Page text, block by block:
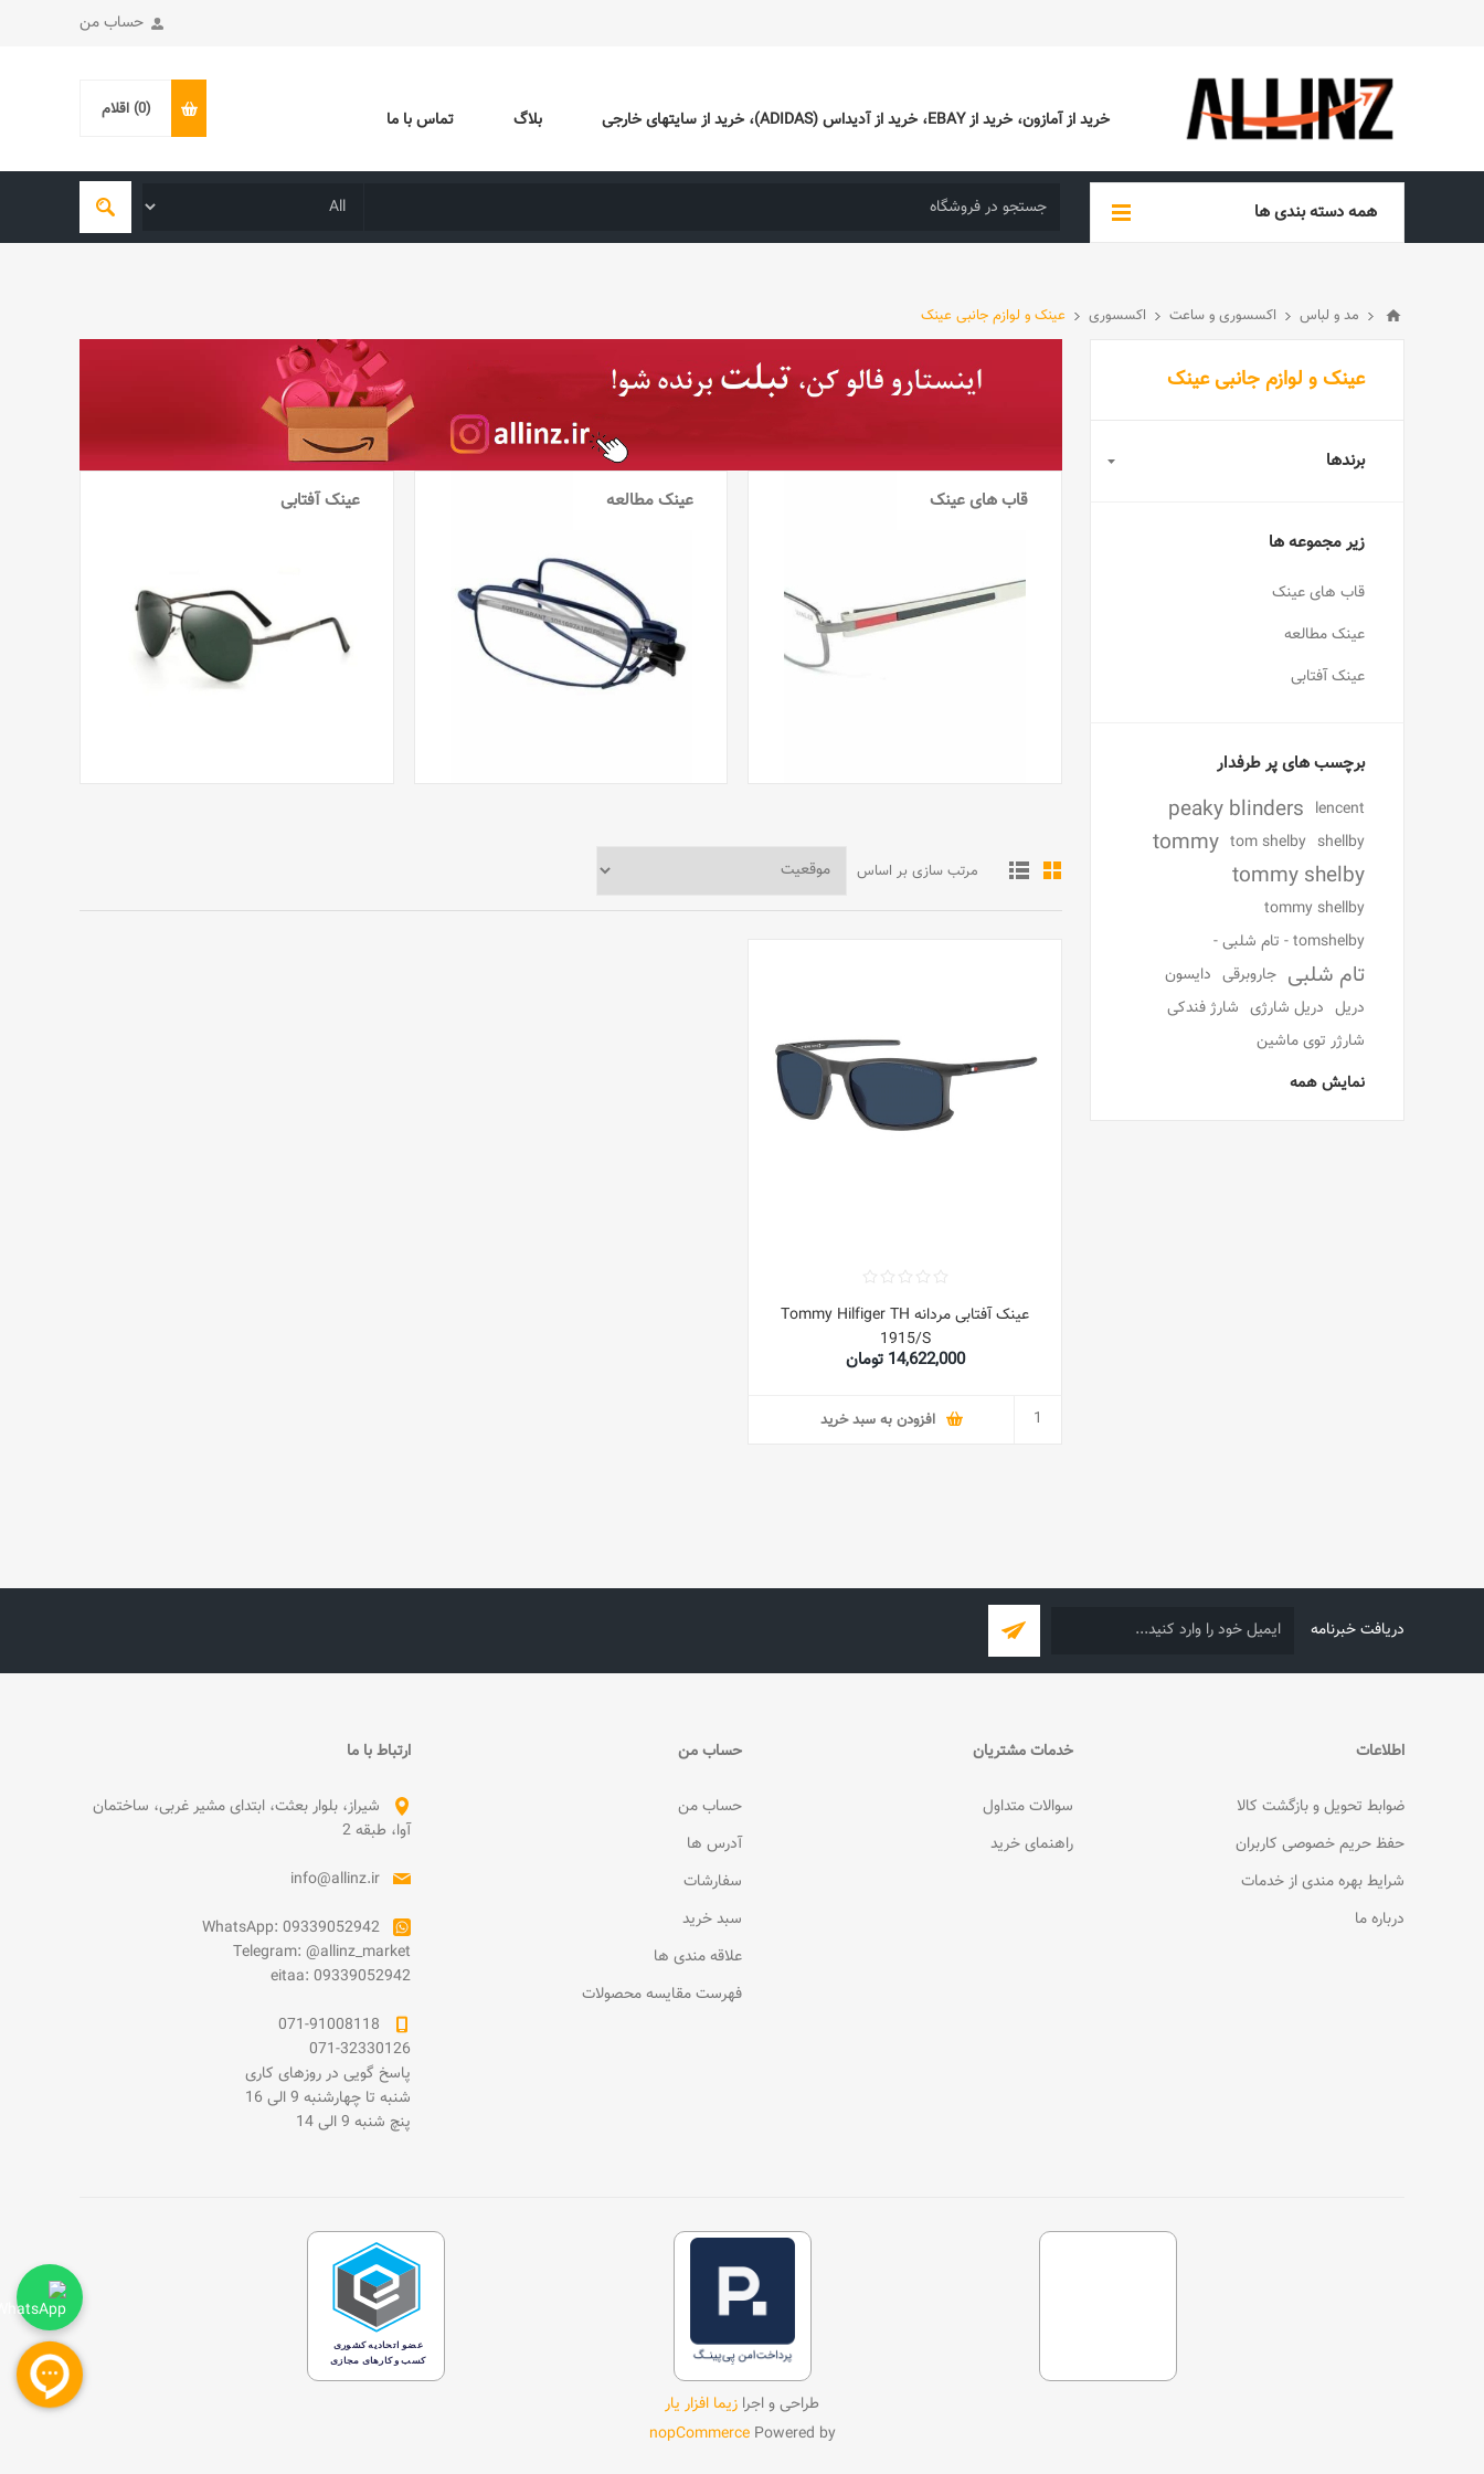
حساب من
خرید از آمازون، خرید از EBAY، خرید از آدیداس (ADIDAS)، خرید از سایتهای خارجی بلاگ تماس با ما (0) اقلام
همه دسته بندی ها
مد و لباس اکسسوری و ساعت اکسسوری عینک و لوازم جانبی عینک
قاب های عینک عینک مطالعه عینک آفتابی
مرتب سازی بر اساس
عینک آفتابی مردانه Tommy Hilfiger TH
1915/S
14,622,000 تومان
افزودن به سبد خرید
عینک و لوازم جانبی عینک
برندها
زیر مجموعه ها
قاب های عینک
عینک مطالعه
عینک آفتابی
برچسب های پر طرفدار
lencent
peaky blinders
shellby
tom shelby
tommy
tommy shelby
tommy shellby
tomshelby - تام شلبی -
تام شلبی جاروبرقی دایسون
دریل دریل شارژی شارژ فندکی
شارژر توی ماشین
نمایش همه
دریافت خبرنامه
اطلاعات
ضوابط تحویل و بازگشت کالا
حفظ حریم خصوصی کاربران
شرایط بهره مندی از خدمات
درباره ما
خدمات مشتریان
سوالات متداول
راهنمای خرید
حساب من
حساب من
آدرس ها
سفارشات
سبد خرید
علاقه مندی ها
فهرست مقایسه محصولات
ارتباط با ما
شیراز، بلوار بعثت، ابتدای مشیر غربی، ساختمان
آوا، طبقه 2
info@allinz.ir
WhatsApp: 09339052942
Telegram: @allinz_market
eitaa: 09339052942
071-91008118
071-32330126
پاسخ گویی در روزهای کاری
شنبه تا چهارشنبه 9 الی 16
پنچ شنبه 9 الی 14
طراحی و اجرا زیما افزار یار
Powered by
nopCommerce